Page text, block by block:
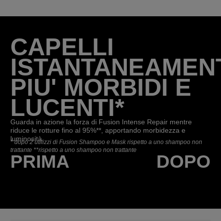
CAPELLI
PIU' MORBIDI E
LUCENTI*
Guarda in azione la forza di Fusion Intense Repair mentre
riduce le rotture fino al 95%**, apportando morbidezza e
luminosità.
* dopo 2 utilizzi di Fusion Shampoo e Mask rispetto a uno shampoo non
trattante **rispetto a uno shampoo non trattante
PRIMA DOPO